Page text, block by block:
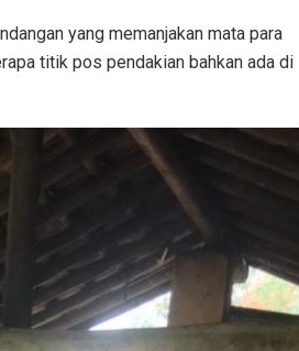
yang memanjakan mata para
titik pos pendakian bahkan ada di